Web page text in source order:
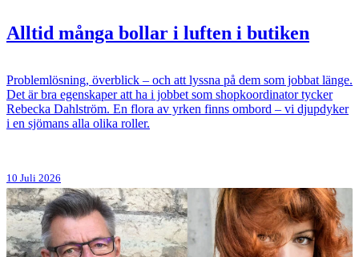
Alltid många bollar i luften i butiken
Problemlösning, överblick – och att lyssna på dem som jobbat länge.
Det är bra egenskaper att ha i jobbet som shopkoordinator tycker
Rebecka Dahlström. En flora av yrken finns ombord – vi djupdyker
i en sjömans alla olika roller.
10 Juli 2026